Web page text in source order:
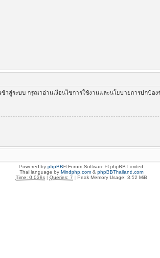
าสู่ระบบ กรุณาอ่านเงื่อนไขการใช้งานและนโยบายการปกป้
Powered by phpBB® Forum Software © phpBB Limited
Thai language by Mindphp.com& phpBBThailand.com
Time: 0.039s| Queries: 7 | Peak Memory Usage: 3.52 MiB